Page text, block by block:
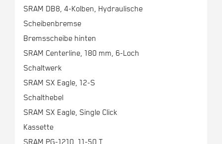
SRAM DB8, 4-Kolben, Hydraulische
Scheibenbremse
Bremsscheibe hinten
SRAM Centerline, 180 mm, 6-Loch
Schaltwerk
SRAM SX Eagle, 12-S
Schalthebel
SRAM SX Eagle, Single Click
Kassette